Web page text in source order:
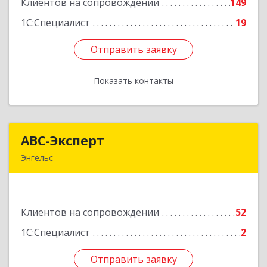
1С:Специалист
19
Отправить заявку
Показать контакты
Подробнее
Отправить заявку
Назад
АВС-Эксперт
Энгельс
Клиентов на сопровождении
52
1С:Специалист
2
Отправить заявку
Подробнее
Отправить заявку